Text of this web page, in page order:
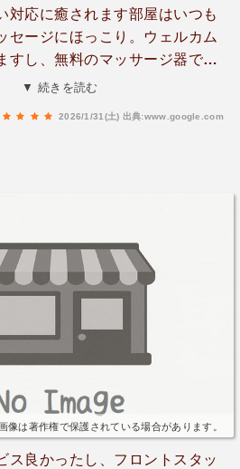
対応に癒されます部屋はいつも
セージにほっこり。ウェルカム
すし、無料のマッサージ器で解
備えられております。今回は朝
▼ 続きを読む
2026/1/31(土) 出典:www.google.com
像は著作権で保護されている場合があります。
ス良かったし、フロントスタッ